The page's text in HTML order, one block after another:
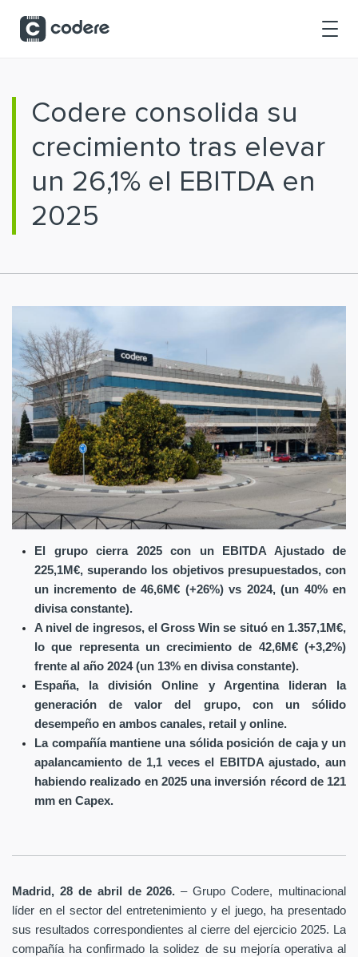
Codere consolida su
crecimiento tras elevar
un 26,1% el EBITDA en
2025
El grupo cierra 2025 con un EBITDA Ajustado de
225,1M€, superando los objetivos presupuestados, con
un incremento de 46,6M€ (+26%) vs 2024, (un 40% en
divisa constante).
A nivel de ingresos, el Gross Win se situó en 1.357,1M€,
lo que representa un crecimiento de 42,6M€ (+3,2%)
frente al año 2024 (un 13% en divisa constante).
España, la división Online y Argentina lideran la
generación de valor del grupo, con un sólido
desempeño en ambos canales, retail y online.
La compañía mantiene una sólida posición de caja y un
apalancamiento de 1,1 veces el EBITDA ajustado, aun
habiendo realizado en 2025 una inversión récord de 121
mm en Capex.
Madrid, 28 de abril de 2026. – Grupo Codere, multinacional
líder en el sector del entretenimiento y el juego, ha presentado
sus resultados correspondientes al cierre del ejercicio 2025. La
compañía ha confirmado la solidez de su mejoría operativa al